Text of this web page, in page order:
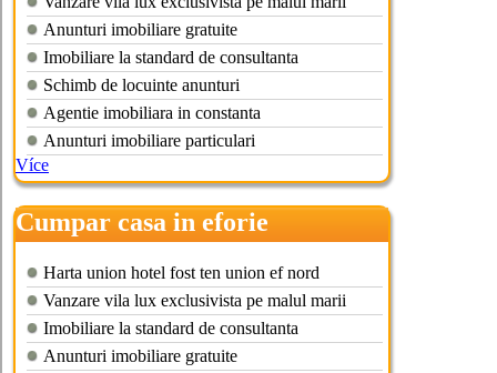
Anunturi imobiliare gratuite
Imobiliare la standard de consultanta
Schimb de locuinte anunturi
Agentie imobiliara in constanta
Anunturi imobiliare particulari
Více
Cumpar casa in eforie
Harta union hotel fost ten union ef nord
Vanzare vila lux exclusivista pe malul marii
Imobiliare la standard de consultanta
Anunturi imobiliare gratuite